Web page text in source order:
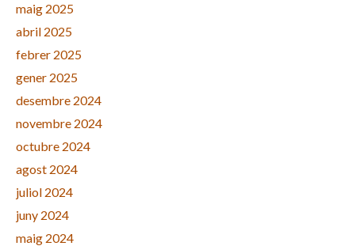
maig 2025
abril 2025
febrer 2025
gener 2025
desembre 2024
novembre 2024
octubre 2024
agost 2024
juliol 2024
juny 2024
maig 2024